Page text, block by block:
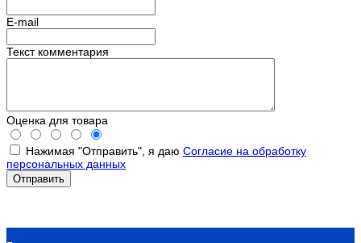
E-mail
Текст комментария
Оценка для товара
Нажимая "Отправить", я даю Согласие на обработку
персональных данных